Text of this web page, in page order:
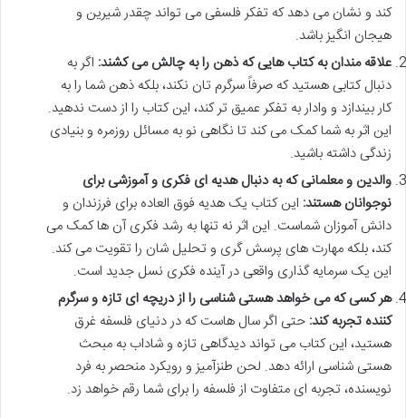
کند و نشان می دهد که تفکر فلسفی می تواند چقدر شیرین و
هیجان انگیز باشد.
علاقه مندان به کتاب هایی که ذهن را به چالش می کشند: اگر به
دنبال کتابی هستید که صرفاً سرگرم تان نکند، بلکه ذهن شما را به
کار بیندازد و وادار به تفکر عمیق تر کند، این کتاب را از دست ندهید.
این اثر به شما کمک می کند تا نگاهی نو به مسائل روزمره و بنیادی
زندگی داشته باشید.
والدین و معلمانی که به دنبال هدیه ای فکری و آموزشی برای
نوجوانان هستند: این کتاب یک هدیه فوق العاده برای فرزندان و
دانش آموزان شماست. این اثر نه تنها به رشد فکری آن ها کمک می
کند، بلکه مهارت های پرسش گری و تحلیل شان را تقویت می کند.
این یک سرمایه گذاری واقعی در آینده فکری نسل جدید است.
هر کسی که می خواهد هستی شناسی را از دریچه ای تازه و سرگرم
کننده تجربه کند: حتی اگر سال هاست که در دنیای فلسفه غرق
هستید، این کتاب می تواند دیدگاهی تازه و شاداب به مبحث
هستی شناسی ارائه دهد. لحن طنزآمیز و رویکرد منحصر به فرد
نویسنده، تجربه ای متفاوت از فلسفه را برای شما رقم خواهد زد.